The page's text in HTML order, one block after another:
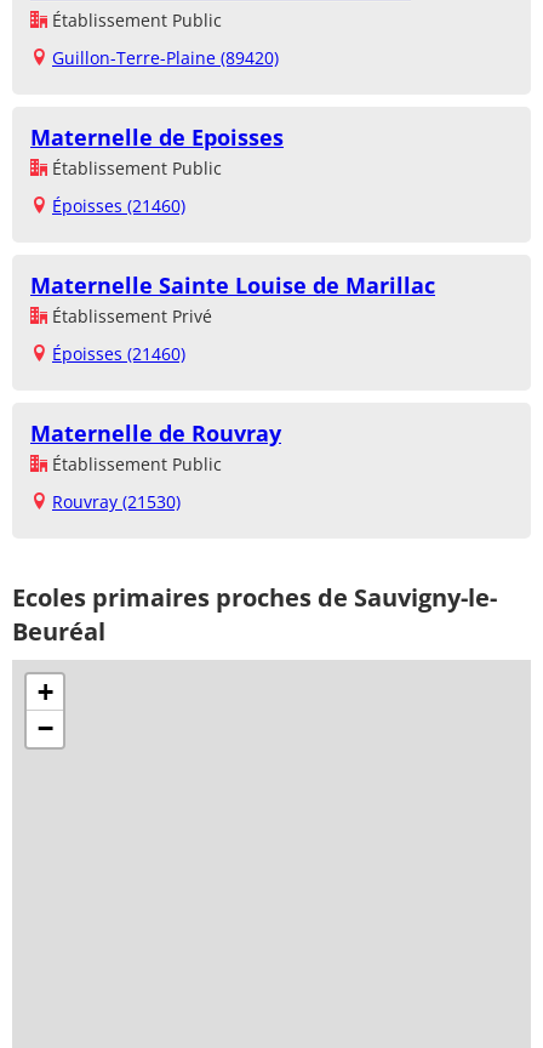
Établissement Public
Guillon-Terre-Plaine (89420)
Maternelle de Epoisses
Établissement Public
Époisses (21460)
Maternelle Sainte Louise de Marillac
Établissement Privé
Époisses (21460)
Maternelle de Rouvray
Établissement Public
Rouvray (21530)
Ecoles primaires proches de Sauvigny-le-
Beuréal
+
−